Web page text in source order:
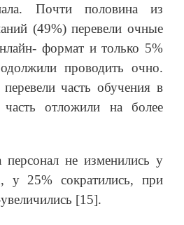
Почти половина из
(49%) перевели очные
формат и только 5%
проводить очно.
часть обучения в
отложили на более
не изменились у
у 25% сократились, при
[15].